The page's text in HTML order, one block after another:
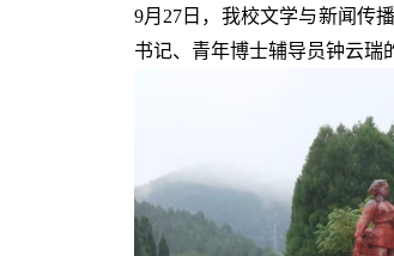
9月27日，我校文学与新闻传
书记、青年博士辅导员钟云瑞